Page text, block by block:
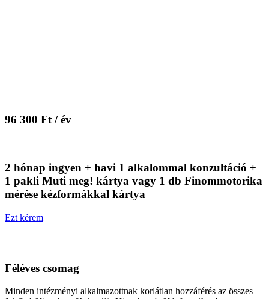
96 300 Ft / év
2 hónap ingyen + havi 1 alkalommal konzultáció +
1 pakli Muti meg! kártya vagy 1 db Finommotorika
mérése kézformákkal kártya
Ezt kérem
Féléves csomag
Minden intézményi alkalmazottnak korlátlan hozzáférés az összes